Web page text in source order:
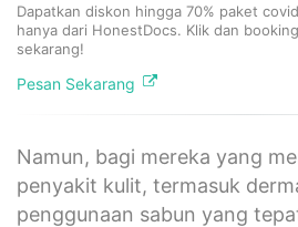
Dapatkan diskon hingga 70% paket
hanya dari HonestDocs. Klik dan booking
sekarang!
Pesan Sekarang
Namun, bagi mereka yang
penyakit kulit, termasuk
penggunaan sabun yang